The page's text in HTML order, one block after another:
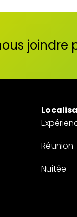
joindre
Réunion
Nuitée